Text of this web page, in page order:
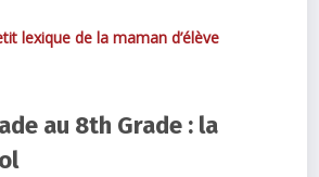
lexique de la maman d’élève
au 8th Grade : la